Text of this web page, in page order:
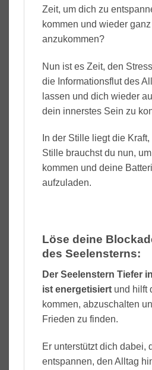
Zeit, um dich zu
kommen und wieder
anzukommen?
Nun ist es Zeit, den
die Informationsflut des
lassen und dich wieder
dein innerstes Sein zu
In der Stille liegt die
Stille brauchst du nun,
kommen und deine
aufzuladen.
Löse deine
des Seelensterns:
Der Seelenstern Tiefer
ist energetisiert und hilft
kommen, abzuschalten
Frieden zu finden.
Er unterstützt dich dabei,
entspannen, den Alltag